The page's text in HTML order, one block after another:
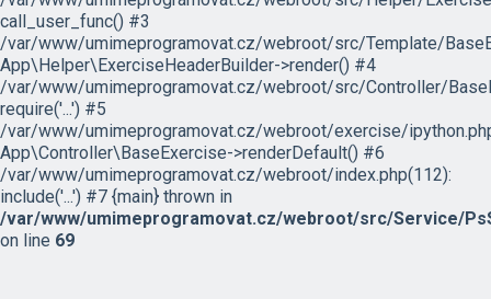
call_user_func() #3
/var/www/umimeprogramovat.cz/webroot/src/Template/
App\Helper\ExerciseHeaderBuilder->render() #4
/var/www/umimeprogramovat.cz/webroot/src/Controller/
require('...') #5
/var/www/umimeprogramovat.cz/webroot/exercise/
App\Controller\BaseExercise->renderDefault() #6
/var/www/umimeprogramovat.cz/webroot/index.php(112):
include('...') #7 {main} thrown in
/var/www/umimeprogramovat.cz/webroot/src/Service/
on line 69